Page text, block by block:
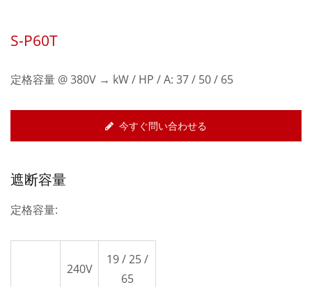
S-P60T
定格容量 @ 380V → kW / HP / A: 37 / 50 / 65
今すぐ問い合わせる
遮断容量
定格容量:
240V
19 / 25 /
65